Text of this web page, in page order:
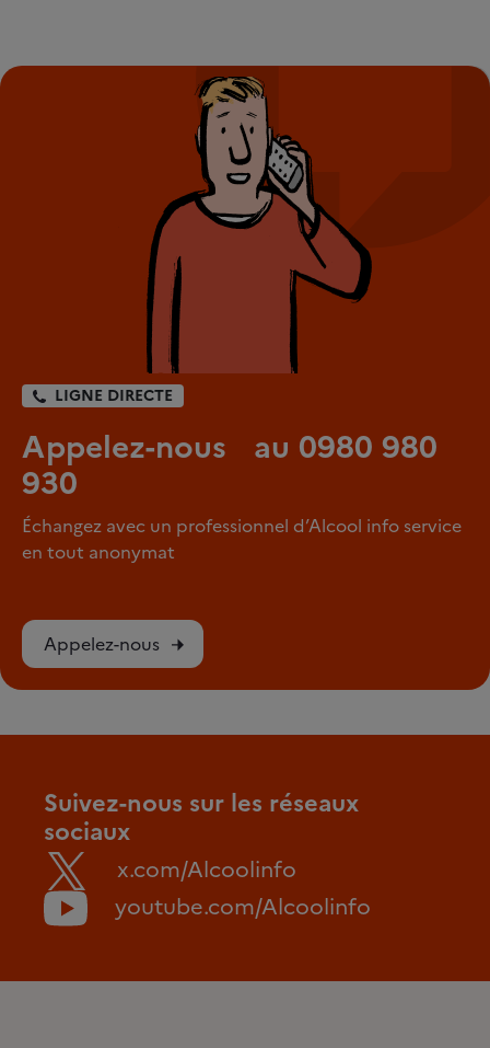
LIGNE DIRECTE
Appelez-nous au 0980 980
930
Échangez avec un professionnel d’Alcool info service
en tout anonymat
Appelez-nous
Suivez-nous sur les réseaux
sociaux
x.com/Alcoolinfo
youtube.com/Alcoolinfo